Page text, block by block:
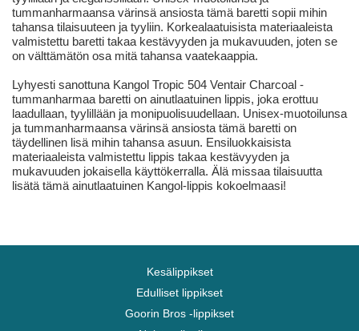
tummanharmaansa värinsä ansiosta tämä baretti sopii mihin
tahansa tilaisuuteen ja tyyliin. Korkealaatuisista materiaaleista
valmistettu baretti takaa kestävyyden ja mukavuuden, joten se
on välttämätön osa mitä tahansa vaatekaappia.
Lyhyesti sanottuna Kangol Tropic 504 Ventair Charcoal -
tummanharmaa baretti on ainutlaatuinen lippis, joka erottuu
laadullaan, tyylillään ja monipuolisuudellaan. Unisex-muotoilunsa
ja tummanharmaansa värinsä ansiosta tämä baretti on
täydellinen lisä mihin tahansa asuun. Ensiluokkaisista
materiaaleista valmistettu lippis takaa kestävyyden ja
mukavuuden jokaisella käyttökerralla. Älä missaa tilaisuutta
lisätä tämä ainutlaatuinen Kangol-lippis kokoelmaasi!
Kesälippikset
Edulliset lippikset
Goorin Bros -lippikset